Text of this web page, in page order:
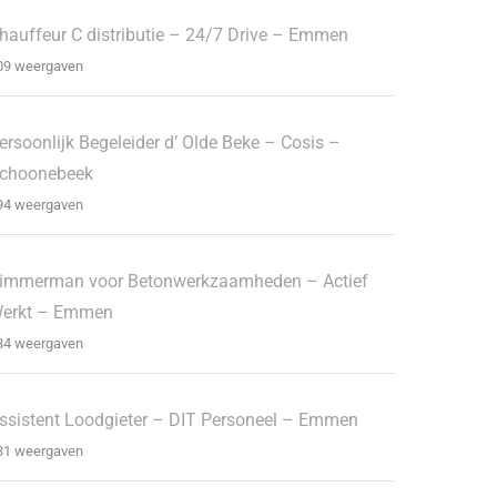
C distributie – 24/7 Drive – Emmen
weergaven
Begeleider d’ Olde Beke – Cosis –
weergaven
voor Betonwerkzaamheden – Actief
– Emmen
weergaven
Loodgieter – DIT Personeel – Emmen
weergaven